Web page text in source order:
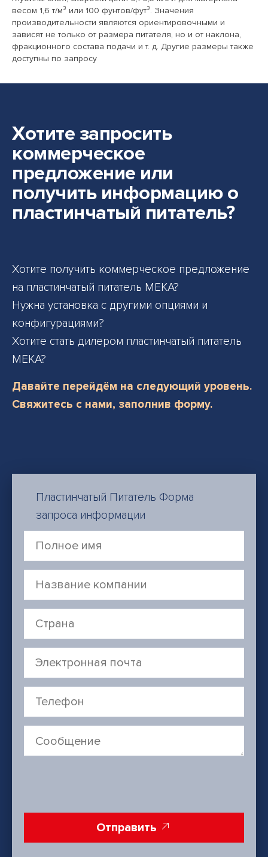
весом 1,6 т/м³ или 100 фунтов/фут³. Значения
производительности являются ориентировочными и
зависят не только от размера питателя, но и от наклона,
фракционного состава подачи и т. д. Другие размеры также
доступны по запросу
Хотите запросить
коммерческое
предложение или
получить информацию о
пластинчатый питатель?
Хотите получить коммерческое предложение
на пластинчатый питатель MEKA?
Нужна установка с другими опциями и
конфигурациями?
Хотите стать дилером пластинчатый питатель
MEKA?
Давайте перейдём на следующий уровень.
Свяжитесь с нами, заполнив форму.
Пластинчатый Питатель Форма
запроса информации
Отправить